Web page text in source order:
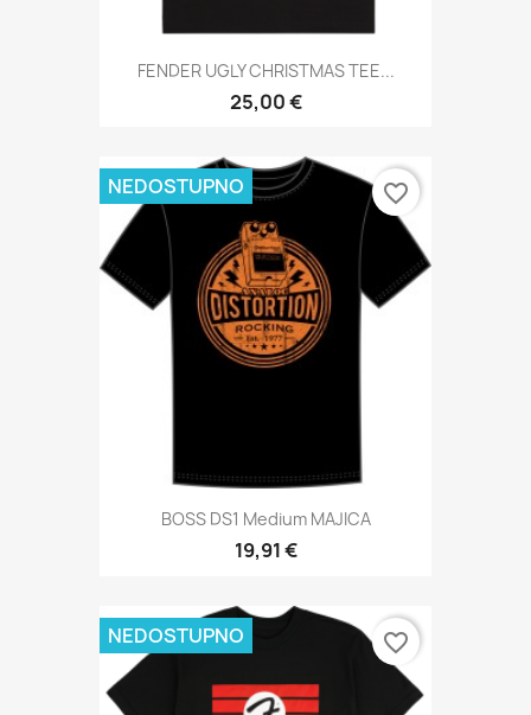
FENDER UGLY CHRISTMAS TEE...
25,00 €
BOSS DS1 Medium MAJICA
19,91 €
NEDOSTUPNO favorite_border
NEDOSTUPNO favorite_border